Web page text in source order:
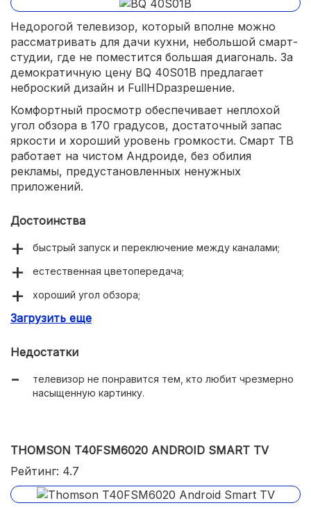
Недорогой телевизор, который вполне можно
рассматривать для дачи кухни, небольшой смарт-
студии, где не поместится большая диагональ. За
демократичную цену BQ 40S01B предлагает
неброский дизайн и FullHDразрешение.
Комфортный просмотр обеспечивает неплохой
угол обзора в 170 градусов, достаточный запас
яркости и хороший уровень громкости. Смарт ТВ
работает на чистом Андроиде, без обилия
рекламы, предустановленных ненужных
приложений.
Достоинства
быстрый запуск и переключение между каналами;
естественная цветопередача;
хороший угол обзора;
простая настройка;
предустановленных ненужных приложений.
Загрузить еще
Недостатки
телевизор не понравится тем, кто любит чрезмерно
насыщенную картинку.
THOMSON T40FSM6020 ANDROID SMART TV
Рейтинг: 4.7